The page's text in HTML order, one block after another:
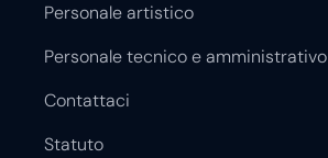
Personale artistico
Personale tecnico e amministrativo
Contattaci
Statuto